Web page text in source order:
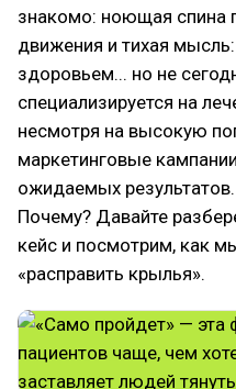
знакомо: ноющая спина
движения и тихая
здоровьем... но не
специализируется на
несмотря на высокую
маркетинговые
ожидаемых результатов.
Почему? Давайте
кейс и посмотрим, как
«расправить крылья».